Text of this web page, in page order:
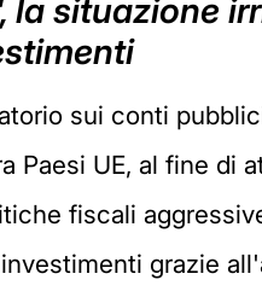
situazione
sui conti
UE, al fine di
fiscali
grazie